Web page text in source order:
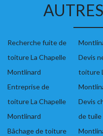
Recherche fuite de
toiture La Chapelle
Montlinard
Entreprise de
toiture La Chapelle
Montlinard
Bâchage de toiture
Devis
toiture
Devis
de tuile